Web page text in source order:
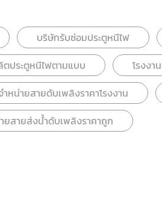
บริษัทรับซ่อมประตูหนีไฟ
ประตูหนีไฟตามแบบ
โรงงา
ำหน่ายสายดับเพลิงราคาโรงงาน
ยสายส่งน้ำดับเพลิงราคาถูก